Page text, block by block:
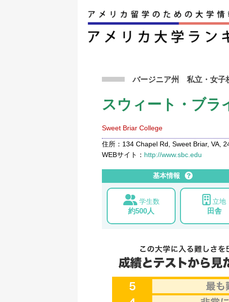
バージニア州私立 ・女子
スウィート・ブラ
Sweet Briar College
住所：134 Chapel Rd, Sweet Briar, VA,
WEBサイト： http://www.sbc.edu
基本情報
学生数
約500人
立地
田舎